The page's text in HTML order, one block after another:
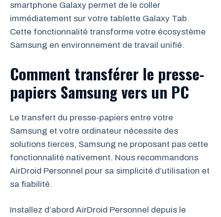
smartphone Galaxy permet de le coller
immédiatement sur votre tablette Galaxy Tab.
Cette fonctionnalité transforme votre écosystème
Samsung en environnement de travail unifié.
Comment transférer le presse-
papiers Samsung vers un PC
Le transfert du presse-papiers entre votre
Samsung et votre ordinateur nécessite des
solutions tierces, Samsung ne proposant pas cette
fonctionnalité nativement. Nous recommandons
AirDroid Personnel pour sa simplicité d’utilisation et
sa fiabilité.
Installez d’abord AirDroid Personnel depuis le